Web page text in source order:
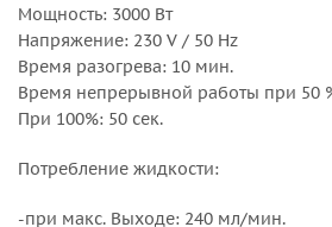
Мощность: 3000 Вт
Напряжение: 230 V / 50 Hz
Время разогрева: 10 мин.
Время непрерывной работы при 50
При 100%: 50 сек.
Потребление жидкости:
-при макс. Выходе: 240 мл/мин.